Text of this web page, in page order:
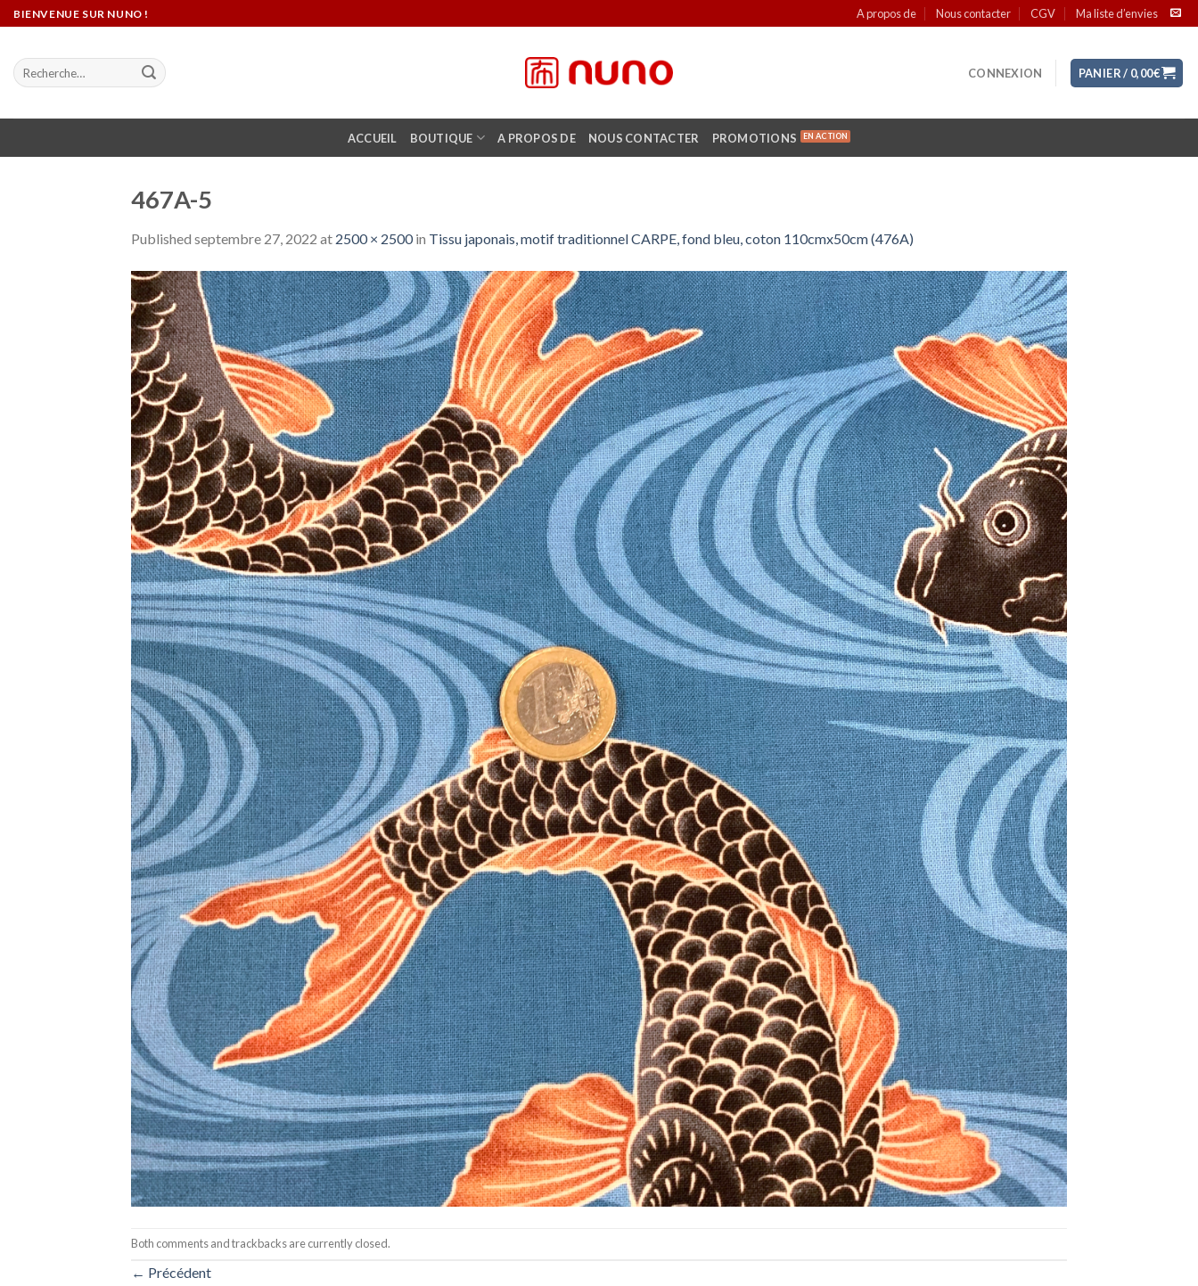
Skip
to
content
BIENVENUE SUR NUNO ! A propos de Nous contacter CGV Ma liste d’envies
Recherche
pour :
CONNEXION PANIER / 0,00€
ACCUEIL BOUTIQUE A PROPOS DE NOUS CONTACTER PROMOTIONS
467A-5
Published septembre 27, 2022 at 2500 × 2500in Tissu japonais, motif traditionnel CARPE, fond bleu, coton 110cmx50cm (476A)
Both comments and trackbacks are currently closed.
← Précédent